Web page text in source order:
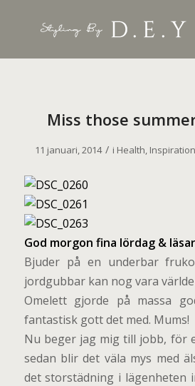
Miss those
11 januari, 2014 / i Health, Inspiration
God morgon fina lördag &
Bjuder på en underbar
jordgubbar kan nog vara
Omelett gjorde på massa
fantastisk gott det med. Mums!
Nu beger jag mig till jobb, för
sedan blir det väla mys med
det storstädning i lägenheten